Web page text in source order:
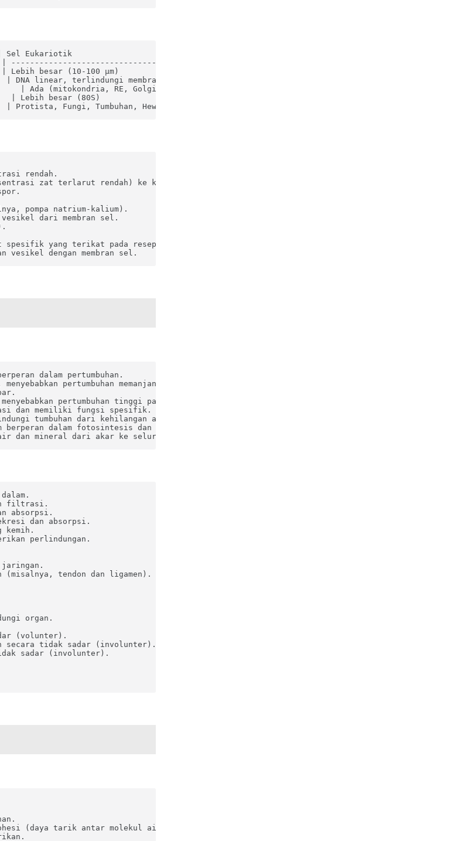
Eukariotik                                  |
----------------------------------------------- |
besar (10-100 μm)                         |
| DNA linear, terlindungi membran inti           |
| Ada (mitokondria, RE, Golgi, dll.)             |
| Lebih besar (80S)                               |
Fungi, Tumbuhan, Hewan              |
rendah.
zat terlarut rendah) ke konsentrasi air rendah (konsentrasi zat terlarut tinggi)
pompa natrium-kalium).
dari membran sel.
yang terikat pada reseptor di membran sel.
vesikel dengan membran sel.
dalam pertumbuhan.
pertumbuhan memanjang.
pertumbuhan tinggi pada ruas batang.
dan memiliki fungsi spesifik.
tumbuhan dari kehilangan air dan kerusakan mekanis.
dalam fotosintesis dan penyimpanan, kolenkim memberikan dukungan fleksibel, dan
dan mineral dari akar ke seluruh tumbuhan, sedangkan floem mengangkut hasil fotosintesis
filtrasi.
absorpsi.
dan absorpsi.
kemih.
perlindungan.
(misalnya, tendon dan ligamen).
organ.
(volunter).
secara tidak sadar (involunter).
sadar (involunter).
(daya tarik antar molekul air) dan tegangan (tarikan dari transpirasi di daun).